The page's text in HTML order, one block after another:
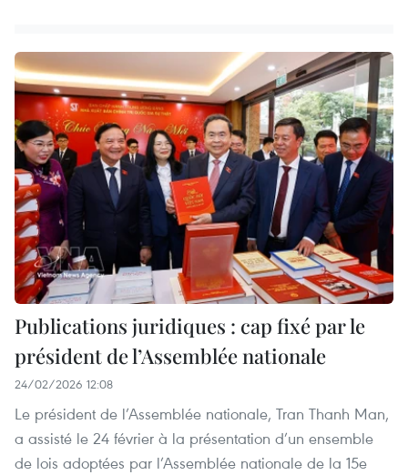
Publications juridiques : cap fixé par le
président de l’Assemblée nationale
24/02/2026 12:08
Le président de l’Assemblée nationale, Tran Thanh Man,
a assisté le 24 février à la présentation d’un ensemble
de lois adoptées par l’Assemblée nationale de la 15e